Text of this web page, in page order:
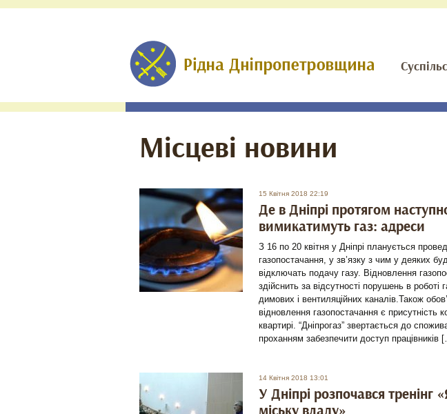
Місцеві новини
15 Квітня 2018 22:19
Де в Дніпрі протягом
вимикатимуть газ: адреси
З 16 по 20 квітня у Дніпрі планується
газопостачання, у зв’язку з чим у деяких
відключать подачу газу. Відновлення
здійснить за відсутності порушень в роботі
димових і вентиляційних каналів.Також
відновлення газопостачання є присутність
квартирі. “Дніпрогаз” звертається до
проханням забезпечити доступ працівників
14 Квітня 2018 13:01
У Дніпрі розпочався тренінг